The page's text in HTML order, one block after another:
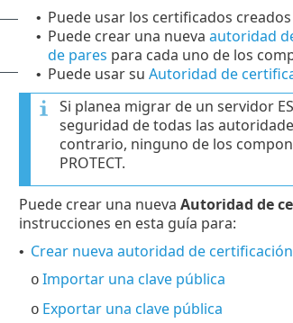
• Puede usar los certificados
• Puede crear una nueva autoridad
de pares para cada uno de los
• Puede usar su Autoridad de
Si planea migrar de un servidor
seguridad de todas las
contrario, ninguno de los
PROTECT.
Puede crear una nueva Autoridad de
instrucciones en esta guía para:
• Crear nueva autoridad de certificación
o Importar una clave pública
o Exportar una clave pública